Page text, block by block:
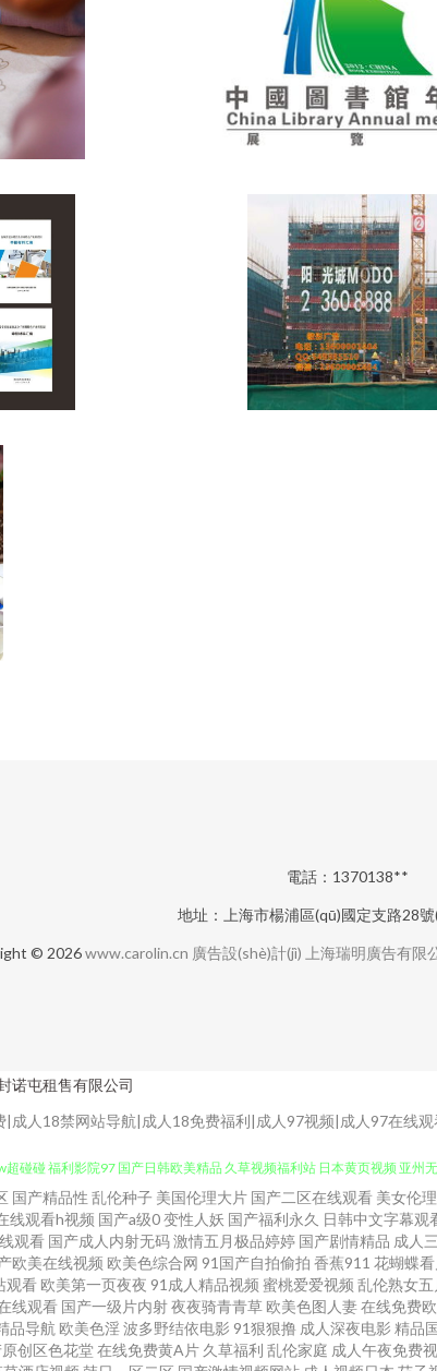
電話：1370138**
地址：上海市楊浦區(qū)國定支路28
© 2026www.carolin.cn 廣告設(shè)計(jì) 上海瑞明廣告有限
诺屯租售有限公司
成人18禁网站导航|成人18免费福利|成人97视频|成人97在线
电影av 成人免费淫秽视频 韩国美女av网址 欧美另类中文 日韩无遮挡免
碰碰 福利影院97 国产日韩欧美精品 久草视频福利站 日本黄页视频 亚
人影院国产91 操少妇射精 成人午夜精品 国产情侣久久 韩国中文av无码
国产精品性 乱伦种子 美国伦理大片 国产二区在线观看 美女伦
线观看h视频 国产a级0变性人妖 国产福利永久 日韩中文字幕观
观看 国产成人内射无码激情五月极品婷婷 国产剧情精品 成人
欧美在线视频 欧美色综合网 91国产自拍偷拍 香蕉911 花蝴蝶
观看 欧美第一页夜夜 91成人精品视频 蜜桃爱爱视频 乱伦熟女五
线观看 国产一级片内射夜夜骑青青草 欧美色图人妻在线免费
品导航 欧美色淫波多野结依电影 91狠狠撸 成人深夜电影 精品
创区色花堂在线免费黄A片 久草福利 乱伦家庭 成人午夜免费